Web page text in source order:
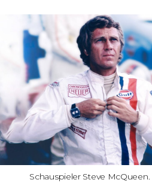
Schauspieler Steve